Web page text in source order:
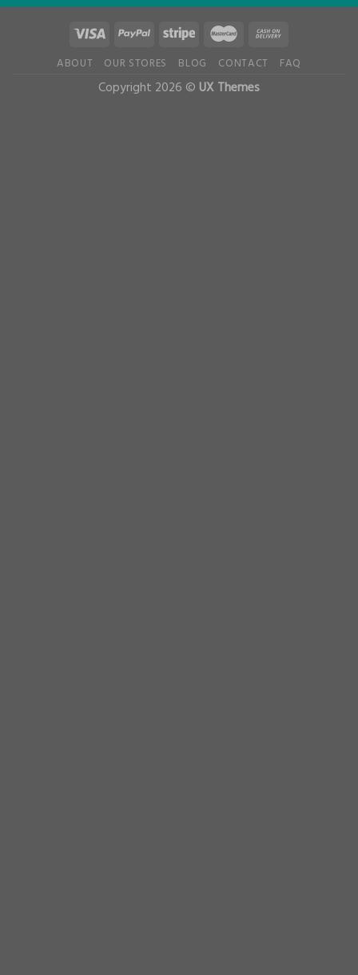
ABOUT OUR STORES BLOG CONTACT FAQ
Copyright 2026 © UX Themes